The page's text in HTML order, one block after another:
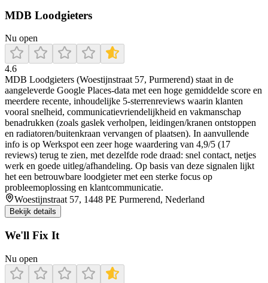
MDB Loodgieters
Nu open
4.6
MDB Loodgieters (Woestijnstraat 57, Purmerend) staat in de
aangeleverde Google Places-data met een hoge gemiddelde score en
meerdere recente, inhoudelijke 5-sterrenreviews waarin klanten
vooral snelheid, communicatievriendelijkheid en vakmanschap
benadrukken (zoals gaslek verholpen, leidingen/kranen ontstoppen
en radiatoren/buitenkraan vervangen of plaatsen). In aanvullende
info is op Werkspot een zeer hoge waardering van 4,9/5 (17
reviews) terug te zien, met dezelfde rode draad: snel contact, netjes
werk en goede uitleg/afhandeling. Op basis van deze signalen lijkt
het een betrouwbare loodgieter met een sterke focus op
probleemoplossing en klantcommunicatie.
Woestijnstraat 57, 1448 PE Purmerend, Nederland
Bekijk details
We'll Fix It
Nu open